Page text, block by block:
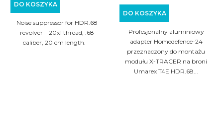
DO KOSZYKA
Noise suppressor for HDR.68
revolver – 20x1 thread, .68
caliber, 20 cm length.
DO KOSZYKA
Profesjonalny aluminiowy
adapter Homedefence-24
przeznaczony do montażu
modułu X-TRACER na broni
Umarex T4E HDR.68...